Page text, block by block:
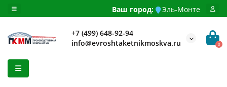
Ваш город: Эль-Монте
+7 (499) 648-92-94
info@evroshtaketnikmoskva.ru
0